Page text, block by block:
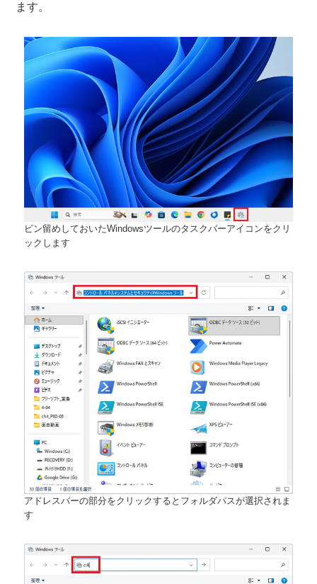
ます。
ピン留めしておいたWindowsツールのタスクバーアイコンをクリ
ックします
アドレスバーの部分をクリックするとフォルダパスが選択されま
す